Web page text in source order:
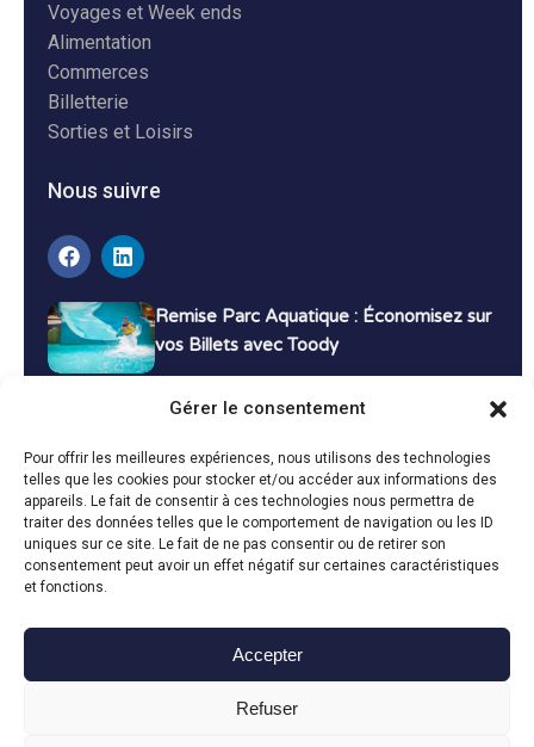
Gérer le consentement
Pour offrir les meilleures expériences, nous utilisons des technologies
telles que les cookies pour stocker et/ou accéder aux informations des
appareils. Le fait de consentir à ces technologies nous permettra de
traiter des données telles que le comportement de navigation ou les ID
uniques sur ce site. Le fait de ne pas consentir ou de retirer son
consentement peut avoir un effet négatif sur certaines caractéristiques
et fonctions.
Accepter
Refuser
Voyages et Week ends
Alimentation
Commerces
Billetterie
Sorties et Loisirs
Nous suivre
Remise Parc Aquatique : Économisez sur
vos Billets avec Toody
Bons Plans Voyage : Économisez sur vos
Vacances avec Toody
13 décembre 2024 Bon plans
Toody © 2024